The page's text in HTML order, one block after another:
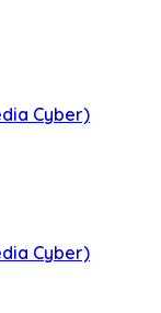
Cyber)
Cyber)